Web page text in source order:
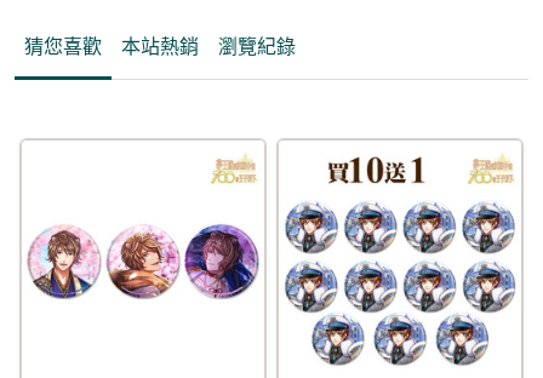
猜您喜歡 本站熱銷 瀏覽紀錄